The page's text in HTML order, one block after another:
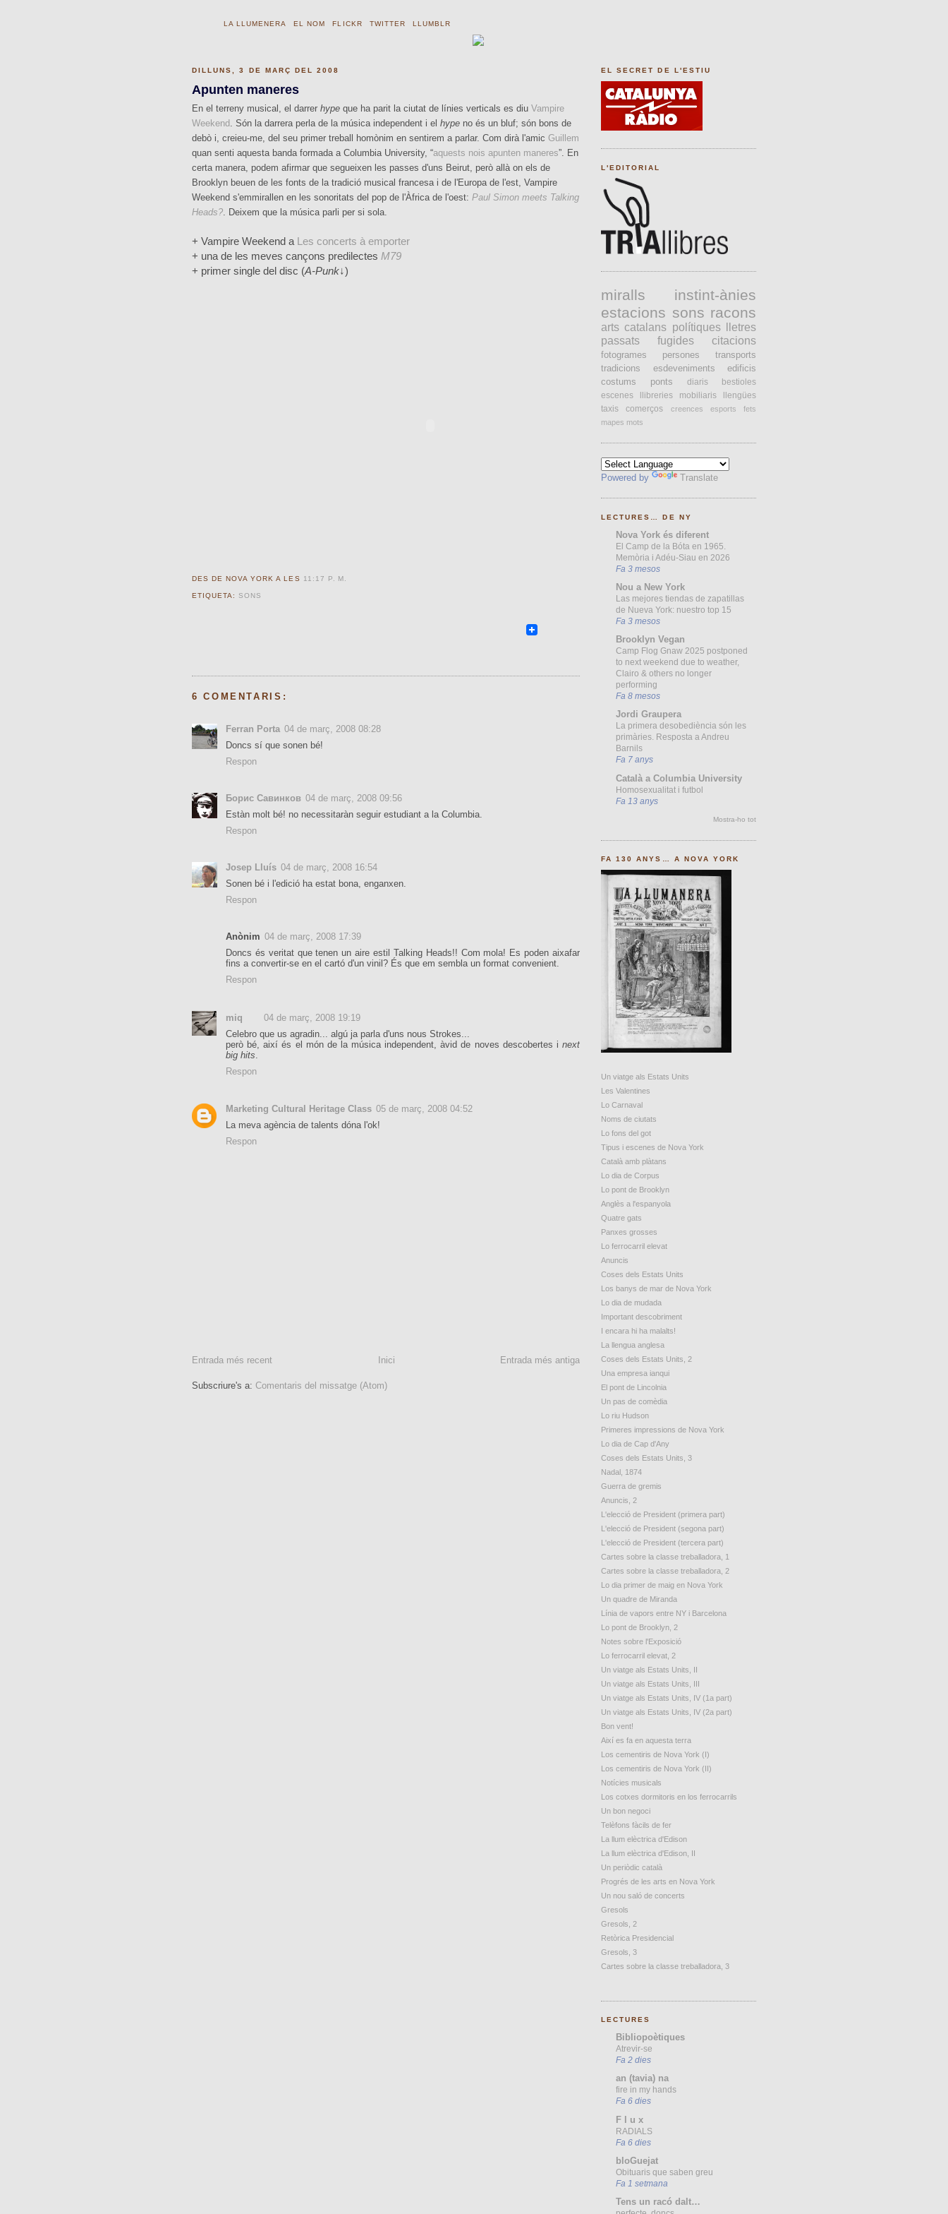
LA LLUMENERA EL NOM FLICKR TWITTER LLUMBLR
DILLUNS, 3 DE MARÇ DEL 2008
Apunten maneres
En el terreny musical, el darrer hype que ha parit la ciutat de línies verticals es diu Vampire
Weekend . Són la darrera perla de la música independent i el hype no és un bluf; són bons de
debò i, creieu-me, del seu primer treball homònim en sentirem a parlar. Com dirà l'amic Guillem
quan senti aquesta banda formada a Columbia University, “aquests nois apunten maneres”. En
certa manera, podem afirmar que segueixen les passes d'uns Beirut, però allà on els de
Brooklyn beuen de les fonts de la tradició musical francesa i de l'Europa de l'est, Vampire
Weekend s'emmirallen en les sonoritats del pop de l'Àfrica de l'oest: Paul Simon meets Talking
Heads?. Deixem que la música parli per si sola.
+ Vampire Weekend a
Les concerts à emporter
+ una de les meves cançons predilectes M79
+ primer single del disc (A-Punk↓)
DES DE NOVA YORK A LES 11:17 P. M.
ETIQUETA:SONS
6 COMENTARIS:
Ferran Porta 04 de març, 2008 08:28
Doncs sí que sonen bé!
Respon
Борис Савинков 04 de març, 2008 09:56
Estàn molt bé! no necessitaràn seguir estudiant a la Columbia.
Respon
Josep Lluís 04 de març, 2008 16:54
Sonen bé i l'edició ha estat bona, enganxen.
Respon
Anònim 04 de març, 2008 17:39
Doncs és veritat que tenen un aire estil Talking Heads!! Com mola! Es poden aixafar
fins a convertir-se en el cartó d'un vinil? És que em sembla un format convenient.
Respon
miq
04 de març, 2008 19:19
Celebro que us agradin... algú ja parla d'uns nous Strokes...
però bé, així és el món de la música independent, àvid de noves descobertes i next
big hits.
Respon
Marketing Cultural Heritage Class 05 de març, 2008 04:52
La meva agència de talents dóna l'ok!
Respon
Entrada més recent Entrada més antiga
Inici
Subscriure's a: Comentaris del missatge (Atom)
EL SECRET DE L'ESTIU
L'EDITORIAL
miralls
instint-ànies
estacions sons racons
arts catalans polítiques
lletres
passats
fugides citacions
fotogrames persones
transports
tradicions
esdeveniments
edificis
costums
ponts diaris
bestioles
escenes
llibreries mobiliaris
llengües
taxis
comerços creences esports
fets
mapes mots
Powered by Translate
LECTURES… DE NY
Nova York és diferent
El Camp de la Bóta en 1965.
Memòria i Adéu-Siau en 2026
Fa 3 mesos
Nou a New York
Las mejores tiendas de zapatillas
de Nueva York: nuestro top 15
Fa 3 mesos
Brooklyn Vegan
Camp Flog Gnaw 2025 postponed
to next weekend due to weather,
Clairo & others no longer
performing
Fa 8 mesos
Jordi Graupera
La primera desobediència són les
primàries. Resposta a Andreu
Barnils
Fa 7 anys
Català a Columbia University
Homosexualitat i futbol
Fa 13 anys
Mostra-ho tot
FA 130 ANYS… A NOVA YORK
Un viatge als Estats Units
Les Valentines
Lo Carnaval
Noms de ciutats
Lo fons del got
Tipus i escenes de Nova York
Català amb plàtans
Lo dia de Corpus
Lo pont de Brooklyn
Anglès a l'espanyola
Quatre gats
Panxes grosses
Lo ferrocarril elevat
Anuncis
Coses dels Estats Units
Los banys de mar de Nova York
Lo dia de mudada
Important descobriment
I encara hi ha malalts!
La llengua anglesa
Coses dels Estats Units, 2
Una empresa ianqui
El pont de Lincolnia
Un pas de comèdia
Lo riu Hudson
Primeres impressions de Nova York
Lo dia de Cap d'Any
Coses dels Estats Units, 3
Nadal, 1874
Guerra de gremis
Anuncis, 2
L'elecció de President (primera part)
L'elecció de President (segona part)
L'elecció de President (tercera part)
Cartes sobre la classe treballadora, 1
Cartes sobre la classe treballadora, 2
Lo dia primer de maig en Nova York
Un quadre de Miranda
Línia de vapors entre NY i Barcelona
Lo pont de Brooklyn, 2
Notes sobre l'Exposició
Lo ferrocarril elevat, 2
Un viatge als Estats Units, II
Un viatge als Estats Units, III
Un viatge als Estats Units, IV (1a part)
Un viatge als Estats Units, IV (2a part)
Bon vent!
Així es fa en aquesta terra
Los cementiris de Nova York (I)
Los cementiris de Nova York (II)
Notícies musicals
Los cotxes dormitoris en los ferrocarrils
Un bon negoci
Telèfons fàcils de fer
La llum elèctrica d'Edison
La llum elèctrica d'Edison, II
Un periòdic català
Progrés de les arts en Nova York
Un nou saló de concerts
Gresols
Gresols, 2
Retòrica Presidencial
Gresols, 3
Cartes sobre la classe treballadora, 3
LECTURES
Bibliopoètiques
Atrevir-se
Fa 2 dies
an (tavia) na
fire in my hands
Fa 6 dies
F l u x
RADIALS
Fa 6 dies
bloGuejat
Obituaris que saben greu
Fa 1 setmana
Tens un racó dalt…